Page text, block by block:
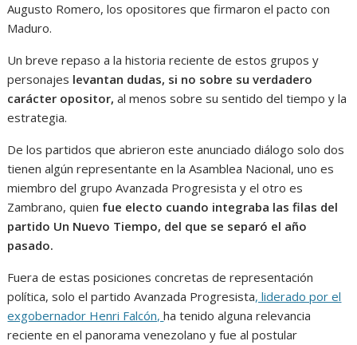
Augusto Romero, los opositores que firmaron el pacto con
Maduro.
Un breve repaso a la historia reciente de estos grupos y
personajes levantan dudas, si no sobre su verdadero
carácter opositor, al menos sobre su sentido del tiempo y la
estrategia.
De los partidos que abrieron este anunciado diálogo solo dos
tienen algún representante en la Asamblea Nacional, uno es
miembro del grupo Avanzada Progresista y el otro es
Zambrano, quien fue electo cuando integraba las filas del
partido Un Nuevo Tiempo, del que se separó el año
pasado.
Fuera de estas posiciones concretas de representación
política, solo el partido Avanzada Progresista, liderado por el
exgobernador Henri Falcón,ha tenido alguna relevancia
reciente en el panorama venezolano y fue al postular